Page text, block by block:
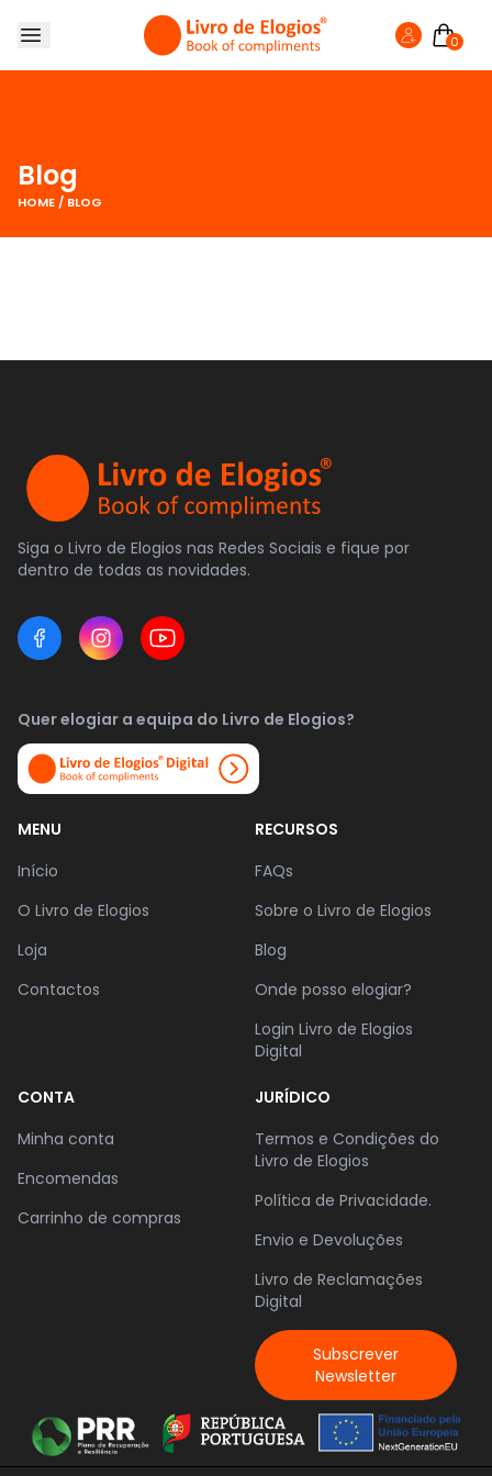
0
FAZER ELOGIO
BLOG
Blog
HOME / BLOG
Siga o Livro de Elogios nas Redes Sociais e fique por
dentro de todas as novidades.
Quer elogiar a equipa do Livro de Elogios?
MENU
Início
O Livro de Elogios
Loja
Contactos
RECURSOS
FAQs
Sobre o Livro de Elogios
Blog
Onde posso elogiar?
Login Livro de Elogios
Digital
CONTA
Minha conta
Encomendas
Carrinho de compras
JURÍDICO
Termos e Condições do
Livro de Elogios
Política de Privacidade.
Envio e Devoluções
Livro de Reclamações
Digital
Subscrever
Newsletter